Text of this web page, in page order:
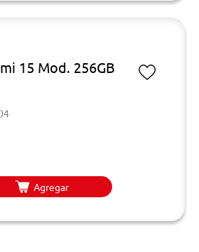
15 Mod. 256GB
Agregar